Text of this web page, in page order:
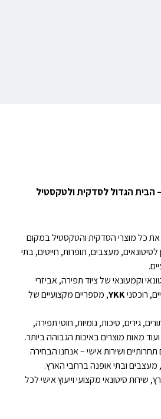
הגדול לסדקית ולטקסטיל
כל מוצרי הסדקית והטקסטיל במקום
מעצבים, תופרות, חייטים, בתי
וקמעונאי של ציוד תפירה, אביזרי
רוכסניYKK, מספריים מקצועיים של
גירים, סיכות, גומיות, חוטי תפירה,
מאות מוצרים באיכות הגבוהה ביותר.
ושירות אישי – אנחנו הבחירה
מעצבים ובתי אופנה ברחבי הארץ.
סיטונאי מקצועי וייעוץ אישי לכל